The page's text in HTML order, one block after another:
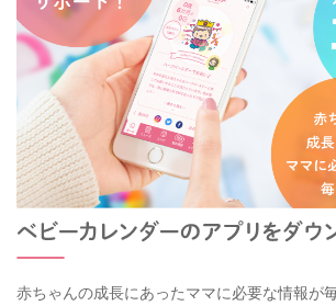
赤ちゃんの成長にあったママに必要な情報が